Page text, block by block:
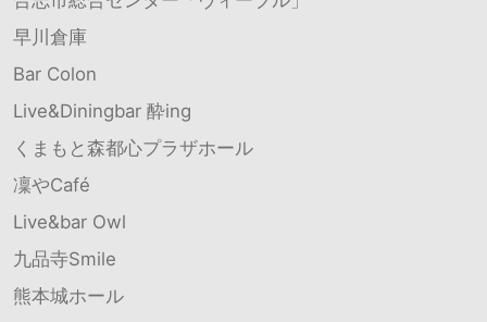
早川倉庫
Bar Colon
Live&Diningbar 酔ing
くまもと森都心プラザホール
凜やCafé
Live&bar Owl
九品寺Smile
熊本城ホール